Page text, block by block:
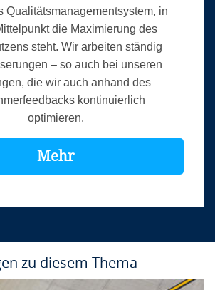
Qualitätsmanagementsystem, in
die Maximierung des
steht. Wir arbeiten ständig
– so auch bei unseren
die wir auch anhand des
kontinuierlich
optimieren.
Mehr
zu diesem Thema